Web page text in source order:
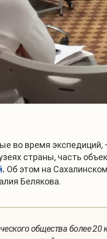
во время
страны, часть
. Об этом на
Белякова.
общества более